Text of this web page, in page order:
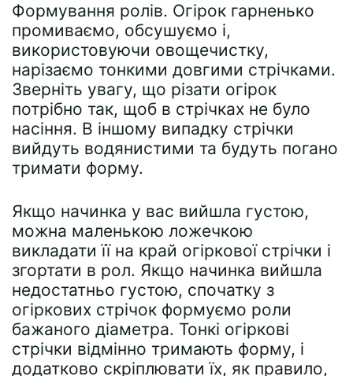
Формування ролів. Огірок гарненько
промиваємо, обсушуємо і,
використовуючи овощечистку,
нарізаємо тонкими довгими стрічками.
Зверніть увагу, що різати огірок
потрібно так, щоб в стрічках не було
насіння. В іншому випадку стрічки
вийдуть водянистими та будуть погано
тримати форму.
Якщо начинка у вас вийшла густою,
можна маленькою ложечкою
викладати її на край огіркової стрічки і
згортати в рол. Якщо начинка вийшла
недостатньо густою, спочатку з
огіркових стрічок формуємо роли
бажаного діаметра. Тонкі огіркові
стрічки відмінно тримають форму, і
додатково скріплювати їх, як правило,